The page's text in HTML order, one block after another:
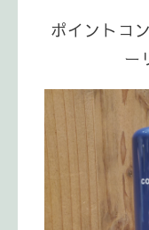
ポイントコ
ー